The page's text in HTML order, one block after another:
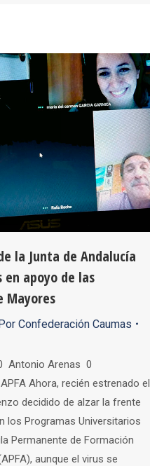
la Junta de Andalucía
en apoyo de las
Mayores
Confederación Caumas
Antonio Arenas 0
Ahora, recién estrenado el
decidido de alzar la frente
los Programas Universitarios
Permanente de Formación
aunque el virus se